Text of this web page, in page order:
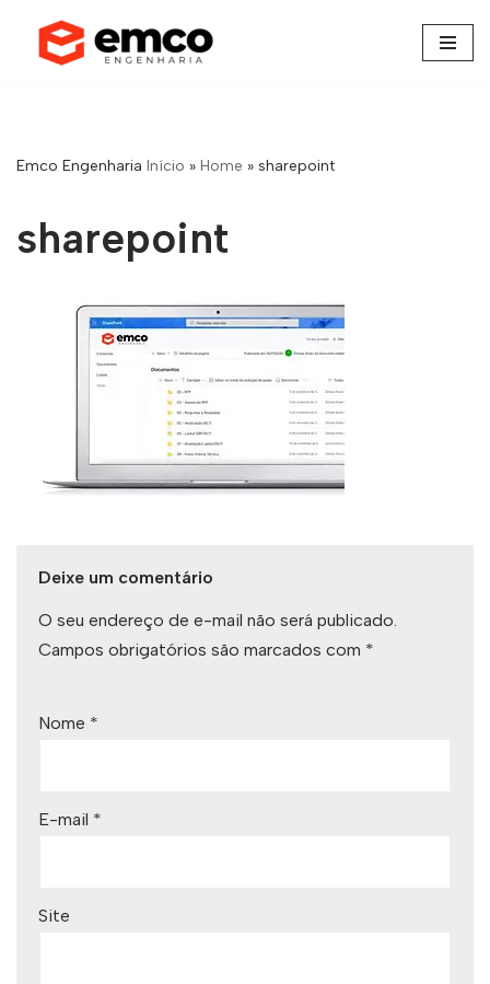
Pular
Emco Engenharia Início » Home » sharepoint
sharepoint
Deixe um comentário
O seu endereço de e-mail não será publicado.
Campos obrigatórios são marcados com *
Nome *
E-mail *
Site